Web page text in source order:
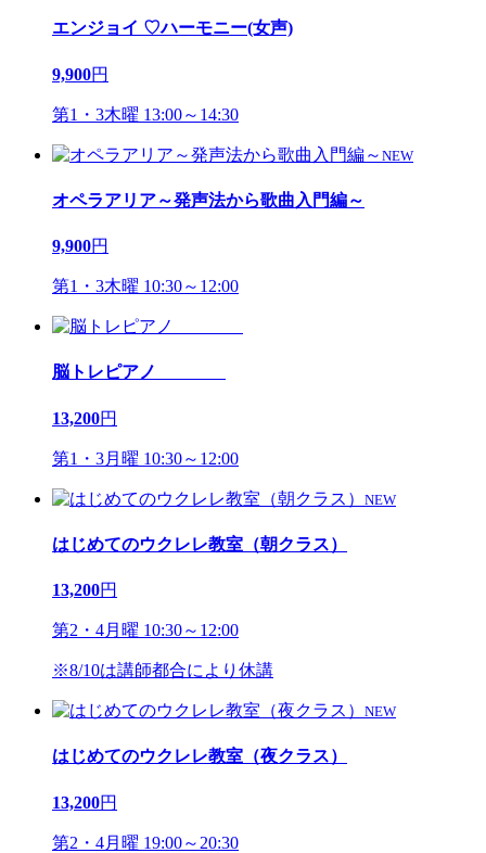
エンジョイ ♡ハーモニー(女声)
9,900円
第1・3木曜 13:00～14:30
NEW
オペラアリア～発声法から歌曲入門編～
9,900円
第1・3木曜 10:30～12:00
脳トレピアノ
13,200円
第1・3月曜 10:30～12:00
NEW
はじめてのウクレレ教室（朝クラス）
13,200円
第2・4月曜 10:30～12:00
※8/10は講師都合により休講
NEW
はじめてのウクレレ教室（夜クラス）
13,200円
第2・4月曜 19:00～20:30